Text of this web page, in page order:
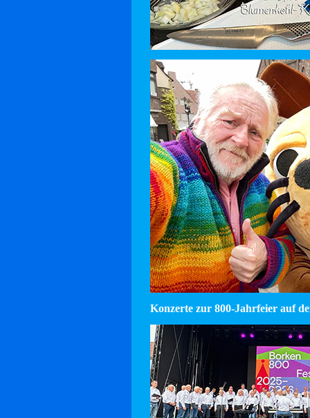
Konzerte zur 800-Jahrfeier auf